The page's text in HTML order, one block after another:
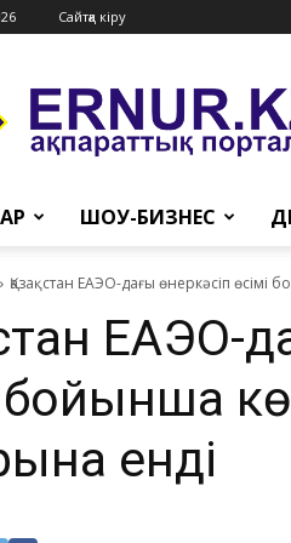
Сайтқа кіру
ШОУ-БИЗНЕС
​Қазақстан ЕАЭО-дағы өнеркәсіп
ЕАЭО-
бойынша
енді